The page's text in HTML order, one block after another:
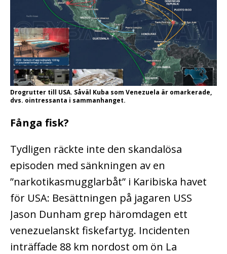
Drogrutter till USA. Såväl Kuba som Venezuela är omarkerade,
dvs. ointressanta i sammanhanget.
Fånga fisk?
Tydligen räckte inte den skandalösa
episoden med sänkningen av en
”narkotikasmugglarbåt” i Karibiska havet
för USA: Besättningen på jagaren USS
Jason Dunham grep häromdagen ett
venezuelanskt fiskefartyg. Incidenten
inträffade 88 km nordost om ön La